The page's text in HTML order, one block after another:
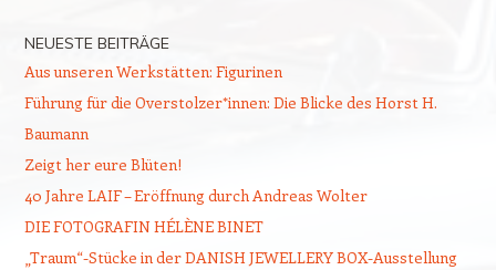
NEUESTE BEITRÄGE
Aus unseren Werkstätten: Figurinen
Führung für die Overstolzer*innen: Die Blicke des Horst H.
Baumann
Zeigt her eure Blüten!
40 Jahre LAIF – Eröffnung durch Andreas Wolter
DIE FOTOGRAFIN HÉLÈNE BINET
„Traum“-Stücke in der DANISH JEWELLERY BOX-Ausstellung